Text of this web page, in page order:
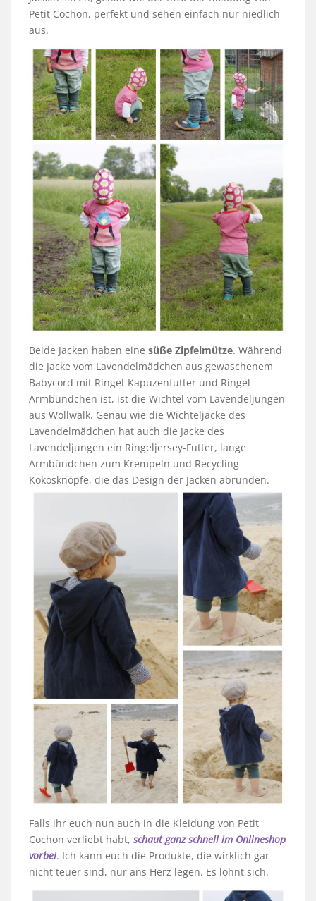
Petit Cochon, perfekt und sehen einfach nur niedlich
aus.
Beide Jacken haben eine süße Zipfelmütze. Während
die Jacke vom Lavendelmädchen aus gewaschenem
Babycord mit Ringel-Kapuzenfutter und Ringel-
Armbündchen ist, ist die Wichtel vom Lavendeljungen
aus Wollwalk. Genau wie die Wichteljacke des
Lavendelmädchen hat auch die Jacke des
Lavendeljungen ein Ringeljersey-Futter, lange
Armbündchen zum Krempeln und Recycling-
Kokosknöpfe, die das Design der Jacken abrunden.
Falls ihr euch nun auch in die Kleidung von Petit
Cochon verliebt habt, schaut ganz schnell im Onlineshop
vorbei. Ich kann euch die Produkte, die wirklich gar
nicht teuer sind, nur ans Herz legen. Es lohnt sich.